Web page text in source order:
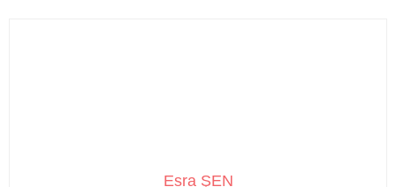
Esra ŞEN